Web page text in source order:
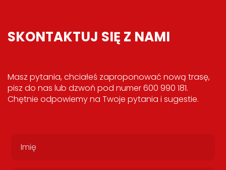
SKONTAKTUJ SIĘ Z NAMI
Masz pytania, chciałeś zaproponować nową trasę,
pisz do nas lub dzwoń pod numer 600 990 181.
Chętnie odpowiemy na Twoje pytania i sugestie.